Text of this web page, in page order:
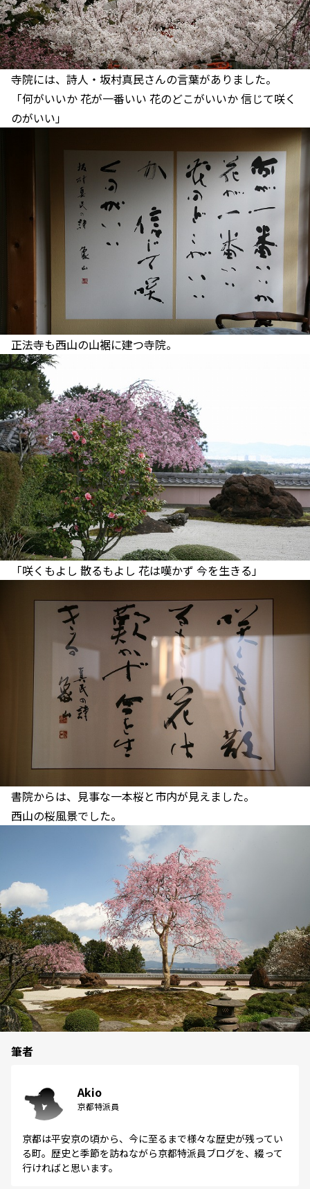
寺院には、詩人・坂村真民さんの言葉がありました。
「何がいいか 花が一番いい 花のどこがいいか 信じて咲く
のがいい」
正法寺も西山の山裾に建つ寺院。
「咲くもよし 散るもよし 花は嘆かず 今を生きる」
書院からは、見事な一本桜と市内が見えました。
西山の桜風景でした。
筆者
Akio
京都特派員
京都は平安京の頃から、今に至るまで様々な歴史が残ってい
る町。歴史と季節を訪ねながら京都特派員ブログを、綴って
行ければと思います。